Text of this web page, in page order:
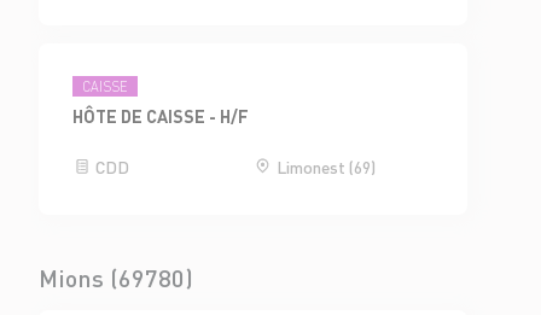
CAISSE
HÔTE DE CAISSE - H/F
CDD Limonest (69)
Mions (69780)